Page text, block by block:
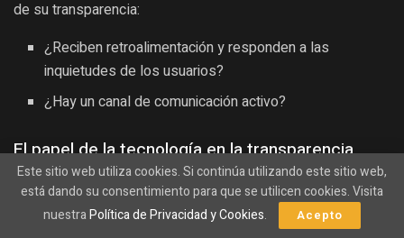
de su transparencia:
¿Reciben retroalimentación y responden a las
inquietudes de los usuarios?
¿Hay un canal de comunicación activo?
El papel de la tecnología en la transparencia
La tecnología blockchain es, sin duda, un aliado poderoso
en la búsqueda de la transparencia. Algunas características
Este sitio web utiliza cookies. Si continúa utilizando este sitio web,
está dando su consentimiento para que se utilicen cookies. Visita
nuestraPolítica de Privacidad y Cookies. Acepto